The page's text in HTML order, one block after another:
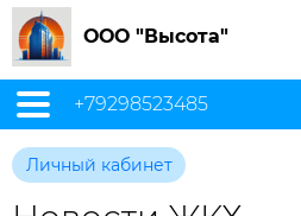
ООО "Высота"
+79298523485
Личный кабинет